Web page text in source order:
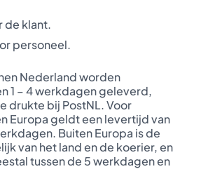
de klant.
personeel.
Nederland worden
1 – 4 werkdagen geleverd,
drukte bij PostNL. Voor
Europa geldt een levertijd van
Buiten Europa is de
van het land en de koerier, en
tussen de 5 werkdagen en